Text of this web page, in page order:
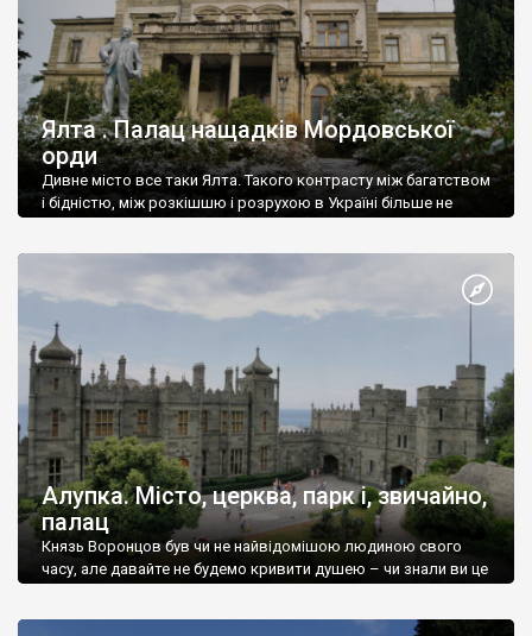
Ялта . Палац нащадків Мордовської
орди
Дивне місто все таки Ялта. Такого контрасту між багатством
і бідністю, між розкішшю і розрухою в Україні більше не
Алупка. Місто, церква, парк і, звичайно,
палац
Князь Воронцов був чи не найвідомішою людиною свого
часу, але давайте не будемо кривити душею – чи знали ви це